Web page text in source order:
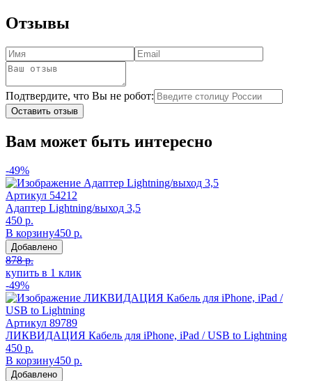
Отзывы
Подтвердите, что Вы не робот:
Оставить отзыв
Вам может быть интересно
-49%
Артикул 54212
Адаптер Lightning/выход 3,5
450 р.
В корзину450 р.
Добавлено
878 р.
купить в 1 клик
-49%
Артикул 89789
ЛИКВИДАЦИЯ Кабель для iPhone, iPad / USB to Lightning
450 р.
В корзину450 р.
Добавлено